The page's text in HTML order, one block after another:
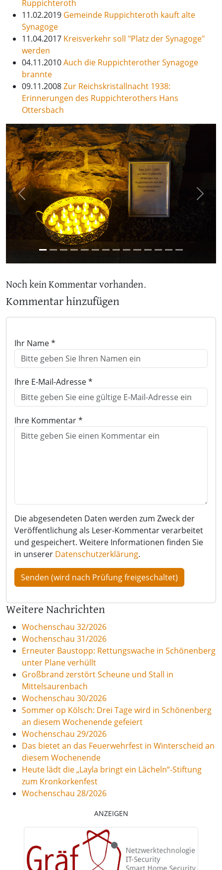
Ruppichteroth
11.02.2019 Gemeinde Ruppichteroth kauft alte
Synagoge
11.04.2017 Kreisverkehr soll "Platz der Synagoge"
werden
04.11.2010Auch die Ruppichterother Synagoge
brannte
09.11.2008Zur Reichskristallnacht 1938:
Erinnerungen des Ruppichterothers Hans
Ottersbach
Previous Next
Noch kein Kommentar vorhanden.
Kommentar hinzufügen
Ihr Name *
Ihre E-Mail-Adresse *
Ihre Kommentar *
Die abgesendeten Daten werden zum Zweck der
Veröffentlichung als Leser-Kommentar verarbeitet
und gespeichert. Weitere Informationen finden Sie
in unserer Datenschutzerklärung.
Weitere Nachrichten
Wochenschau 32/2026
Wochenschau 31/2026
Erneuter Baustopp: Rettungswache in Schönenberg
unter Plane verhüllt
Großbrand zerstört Scheune und Stall in
Mittelsaurenbach
Wochenschau 30/2026
Sommer op Kölsch: Drei Tage wird in Schönenberg
an diesem Wochenende gefeiert
Wochenschau 29/2026
Das bietet an das Feuerwehrfest in Winterscheid an
diesem Wochenende
Heute lädt die „Layla bringt ein Lächeln“-Stiftung
zum Kronkorkenfest
Wochenschau 28/2026
ANZEIGEN